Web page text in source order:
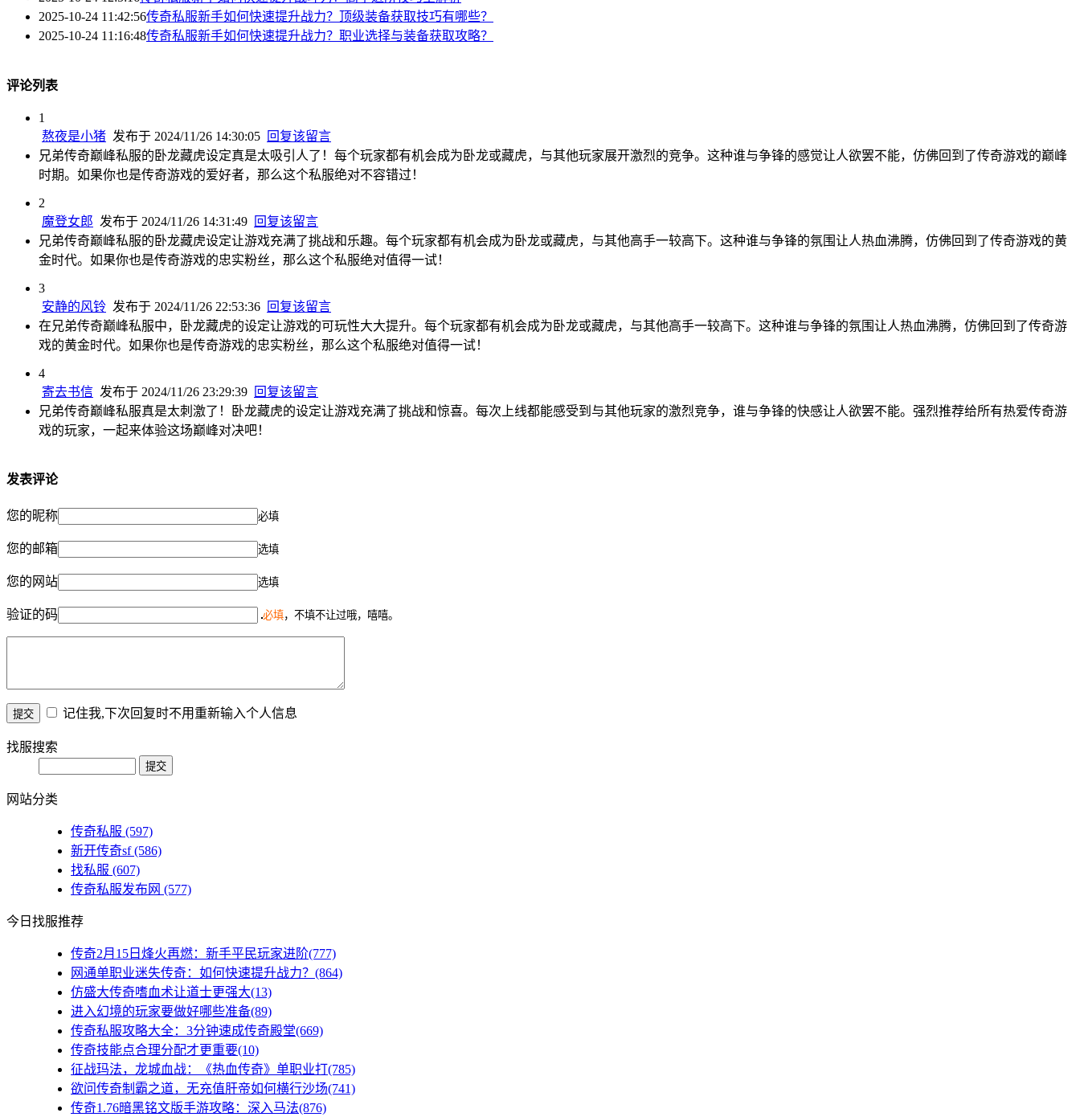
2025-10-24 11:42:56传奇私服新手如何快速提升战力？顶级装备获取技巧有哪些？
2025-10-24 11:16:48传奇私服新手如何快速提升战力？职业选择与装备获取攻略？
评论列表
1
熬夜是小猪 发布于 2024/11/26 14:30:05 回复该留言
兄弟传奇巅峰私服的卧龙藏虎设定真是太吸引人了！每个玩家都有机会成为卧龙或藏虎，与其他玩家展开激烈的竞争。这种谁与争锋的感觉让人欲罢不能，仿佛回到了传奇游戏的巅峰
时期。如果你也是传奇游戏的爱好者，那么这个私服绝对不容错过！
2
魔登女郎 发布于 2024/11/26 14:31:49 回复该留言
兄弟传奇巅峰私服的卧龙藏虎设定让游戏充满了挑战和乐趣。每个玩家都有机会成为卧龙或藏虎，与其他高手一较高下。这种谁与争锋的氛围让人热血沸腾，仿佛回到了传奇游戏的黄
金时代。如果你也是传奇游戏的忠实粉丝，那么这个私服绝对值得一试！
3
安静的风铃 发布于 2024/11/26 22:53:36 回复该留言
在兄弟传奇巅峰私服中，卧龙藏虎的设定让游戏的可玩性大大提升。每个玩家都有机会成为卧龙或藏虎，与其他高手一较高下。这种谁与争锋的氛围让人热血沸腾，仿佛回到了传奇游
戏的黄金时代。如果你也是传奇游戏的忠实粉丝，那么这个私服绝对值得一试！
4
寄去书信 发布于 2024/11/26 23:29:39 回复该留言
兄弟传奇巅峰私服真是太刺激了！卧龙藏虎的设定让游戏充满了挑战和惊喜。每次上线都能感受到与其他玩家的激烈竞争，谁与争锋的快感让人欲罢不能。强烈推荐给所有热爱传奇游
戏的玩家，一起来体验这场巅峰对决吧！
发表评论
您的昵称 必填
您的邮箱 选填
您的网站 选填
验证的码 必填，不填不让过哦，嘻嘻。
记住我,下次回复时不用重新输入个人信息
找服搜索
网站分类
传奇私服 (597)
新开传奇sf(586)
找私服 (607)
传奇私服发布网 (577)
今日找服推荐
传奇2月15日烽火再燃：新手平民玩家进阶(777)
网通单职业迷失传奇：如何快速提升战力？(864)
仿盛大传奇嗜血术让道士更强大(13)
进入幻境的玩家要做好哪些准备(89)
传奇私服攻略大全：3分钟速成传奇殿堂(669)
传奇技能点合理分配才更重要(10)
征战玛法，龙城血战：《热血传奇》单职业打(785)
欲问传奇制霸之道，无充值肝帝如何横行沙场(741)
传奇1.76暗黑铭文版手游攻略：深入马法(876)